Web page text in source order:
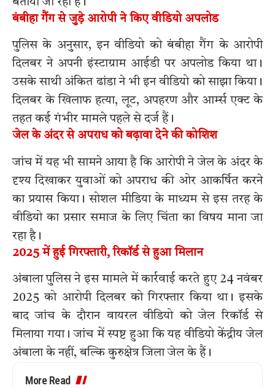
बंबीहा गैंग से जुड़े आरोपी ने किए वीडियो अपलोड
पुलिस के अनुसार, इन वीडियो को बंबीहा गैंग के आरोपी
दिलबर ने अपनी इंस्टाग्राम आईडी पर अपलोड किया था।
उसके साथी अंकित ढांडा ने भी इन वीडियो को साझा किया।
दिलबर के खिलाफ हत्या, लूट, अपहरण और आर्म्स एक्ट के
तहत कई गंभीर मामले पहले से दर्ज हैं।
जेल के अंदर से अपराध को बढ़ावा देने की कोशिश
जांच में यह भी सामने आया है कि आरोपी ने जेल के अंदर के
दृश्य दिखाकर युवाओं को अपराध की ओर आकर्षित करने
का प्रयास किया। सोशल मीडिया के माध्यम से इस तरह के
वीडियो का प्रसार समाज के लिए चिंता का विषय माना जा
रहा है।
2025 में हुई गिरफ्तारी, रिकॉर्ड से हुआ मिलान
अंबाला पुलिस ने इस मामले में कार्रवाई करते हुए 24 नवंबर
2025 को आरोपी दिलबर को गिरफ्तार किया था। इसके
बाद जांच के दौरान वायरल वीडियो को जेल रिकॉर्ड से
मिलाया गया। जांच में स्पष्ट हुआ कि यह वीडियो केंद्रीय जेल
अंबाला के नहीं, बल्कि कुरुक्षेत्र जिला जेल के हैं।
More Read